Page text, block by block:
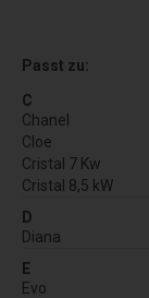
Passt zu:
C
Chanel
Cloe
Cristal 7 Kw
Cristal 8,5 kW
D
Diana
E
Evo